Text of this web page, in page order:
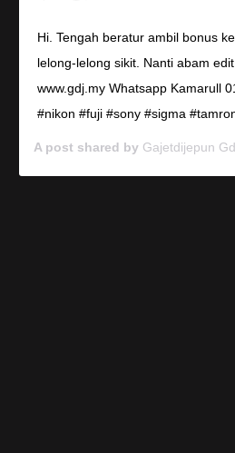
Hi. Tengah beratur ambil bonus
lelong-lelong sikit. Nanti abam
www.gdj.my Whatsapp Kamarull
#nikon #fuji #sony #sigma
A post shared by Gajetdijepun